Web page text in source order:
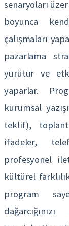
senaryoları
boyunca
çalışmaları
pazarlama
yürütür ve
yaparlar.
kurumsal
teklif),
ifadeler,
profesyonel
kültürel
program